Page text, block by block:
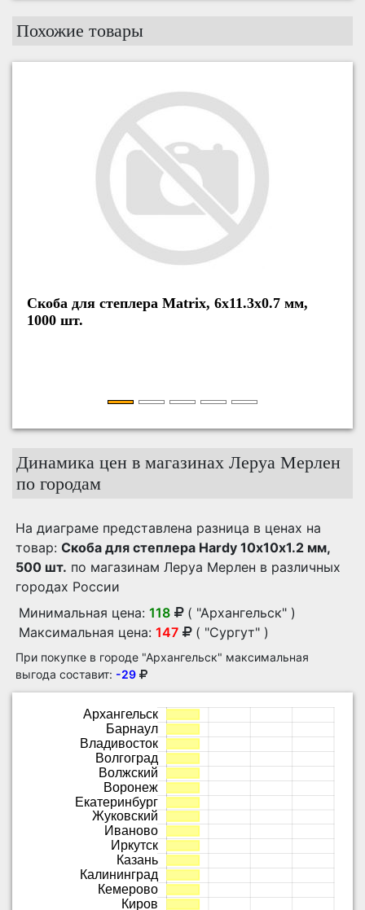
Похожие товары
Скоба для степлера Matrix, 6x11.3x0.7 мм,
1000 шт.
Динамика цен в магазинах Леруа Мерлен
по городам
На диаграме представлена разница в ценах на
товар: Скоба для степлера Hardy 10х10х1.2 мм,
500 шт. по магазинам Леруа Мерлен в различных
городах России
Минимальная цена: 118
( "Архангельск" )
Максимальная цена: 147 ( "Сургут" )
При покупке в городе "Архангельск" максимальная
выгода составит: -29